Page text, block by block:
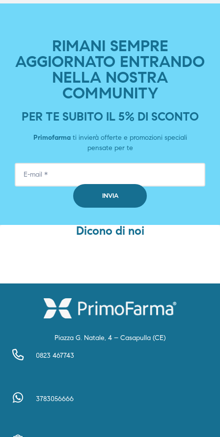
RIMANI SEMPRE
AGGIORNATO ENTRANDO
NELLA NOSTRA
COMMUNITY
PER TE SUBITO IL 5% DI SCONTO
Primofarmati invierà offerte e promozioni speciali
pensate per te
Dicono di noi
Piazza G. Natale, 4 – Casapulla (CE)
0823 467743
3783056666